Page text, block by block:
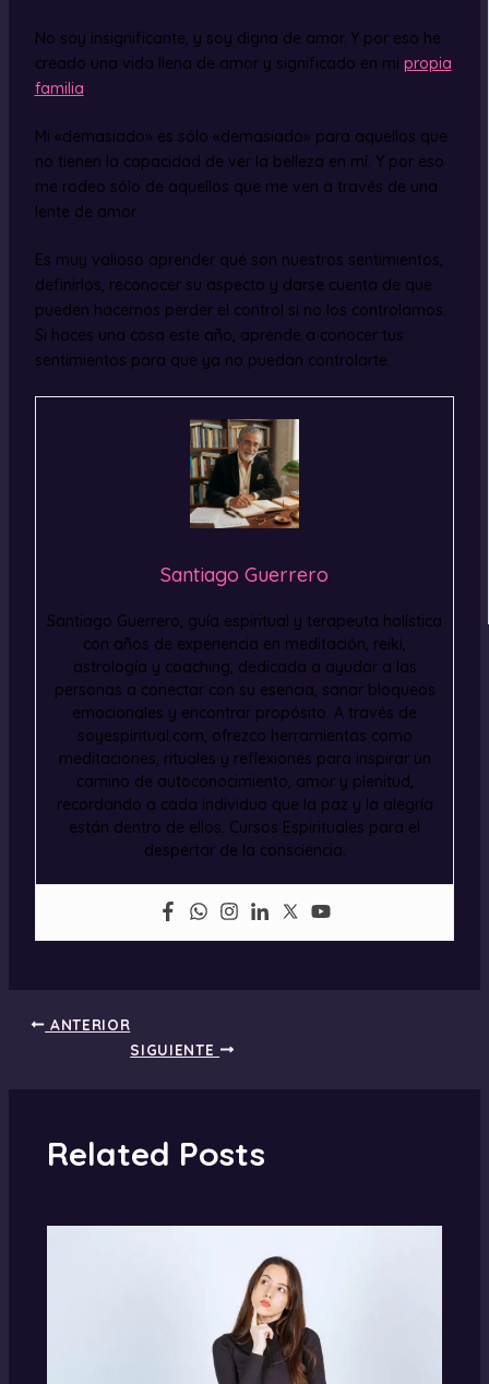
No soy insignificante, y soy digna de amor. Y por eso he
creado una vida llena de amor y significado en mi propia
familia.
Mi «demasiado» es sólo «demasiado» para aquellos que
no tienen la capacidad de ver la belleza en mí. Y por eso
me rodeo sólo de aquellos que me ven a través de una
lente de amor.
Es muy valioso aprender qué son nuestros sentimientos,
definirlos, reconocer su aspecto y darse cuenta de que
pueden hacernos perder el control si no los controlamos.
Si haces una cosa este año, aprende a conocer tus
sentimientos para que ya no puedan controlarte.
Santiago Guerrero
Santiago Guerrero, guía espiritual y terapeuta holística
con años de experiencia en meditación, reiki,
astrología y coaching, dedicada a ayudar a las
personas a conectar con su esencia, sanar bloqueos
emocionales y encontrar propósito. A través de
soyespiritual.com, ofrezco herramientas como
meditaciones, rituales y reflexiones para inspirar un
camino de autoconocimiento, amor y plenitud,
recordando a cada individuo que la paz y la alegría
están dentro de ellos. Cursos Espirituales para el
despertar de la consciencia.
ANTERIOR
SIGUIENTE
Related Posts